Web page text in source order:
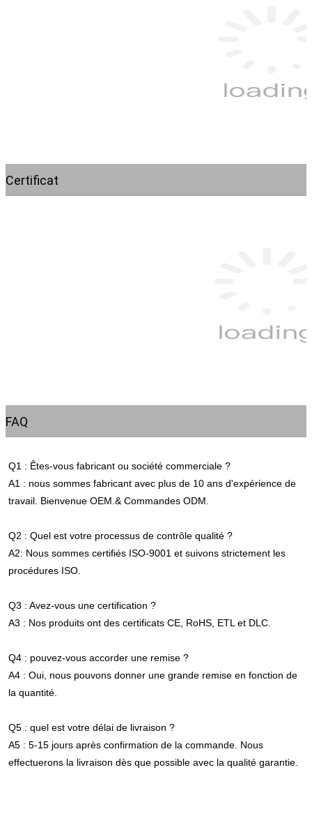
Certificat
FAQ
Q1 : Êtes-vous fabricant ou société commerciale ?
A1 : nous sommes fabricant avec plus de 10 ans d'expérience de
travail. Bienvenue OEM.& Commandes ODM.
Q2 : Quel est votre processus de contrôle qualité ?
A2: Nous sommes certifiés ISO-9001 et suivons strictement les
procédures ISO.
Q3 : Avez-vous une certification ?
A3 : Nos produits ont des certificats CE, RoHS, ETL et DLC.
Q4 : pouvez-vous accorder une remise ?
A4 : Oui, nous pouvons donner une grande remise en fonction de
la quantité.
Q5 : quel est votre délai de livraison ?
A5 : 5-15 jours après confirmation de la commande. Nous
effectuerons la livraison dès que possible avec la qualité garantie.